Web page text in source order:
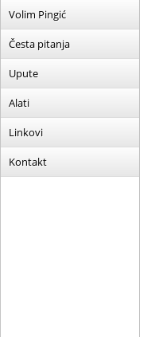
Volim Pingić
Česta pitanja
Upute
Alati
Linkovi
Kontakt